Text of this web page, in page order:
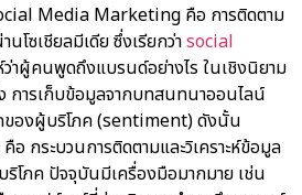
Media Marketing คือ การติดตาม
โซเชียลมีเดีย ซึ่งเรียกว่าsocial
ห์ว่าผู้คนพูดถึงแบรนด์อย่างไร ในเชิงนิยาม
การเก็บข้อมูลจากบทสนทนาออนไลน์
กของผู้บริโภค (sentiment) ดังนั้น
อ กระบวนการติดตามและวิเคราะห์ข้อมูล
ริโภค ปัจจุบันมีเครื่องมือมากมาย เช่น